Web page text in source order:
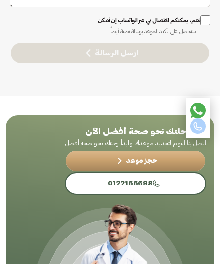
نعم، يمكنكم الاتصال بي عبر الواتساب إن أمكن
ستحصل على تأكيد الموعد برسالة نصية أيضاً
ارسل الرسالة
ابدأ رحلتك نحو صحة أفضل الآن
اتصل بنا اليوم لتحديد موعدك وابدأ رحلتك نحو صحة أفضل
حجز موعد
0122166698